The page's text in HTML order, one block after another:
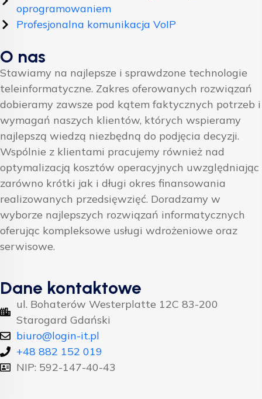
oprogramowaniem
Profesjonalna komunikacja VoIP
O nas
Stawiamy na najlepsze i sprawdzone technologie
teleinformatyczne. Zakres oferowanych rozwiązań
dobieramy zawsze pod kątem faktycznych potrzeb i
wymagań naszych klientów, których wspieramy
najlepszą wiedzą niezbędną do podjęcia decyzji.
Wspólnie z klientami pracujemy również nad
optymalizacją kosztów operacyjnych uwzględniając
zarówno krótki jak i długi okres finansowania
realizowanych przedsięwzięć. Doradzamy w
wyborze najlepszych rozwiązań informatycznych
oferując kompleksowe usługi wdrożeniowe oraz
serwisowe.
Dane kontaktowe
ul. Bohaterów Westerplatte 12C 83-200
Starogard Gdański
biuro@login-it.pl
+48 882 152 019
NIP: 592-147-40-43